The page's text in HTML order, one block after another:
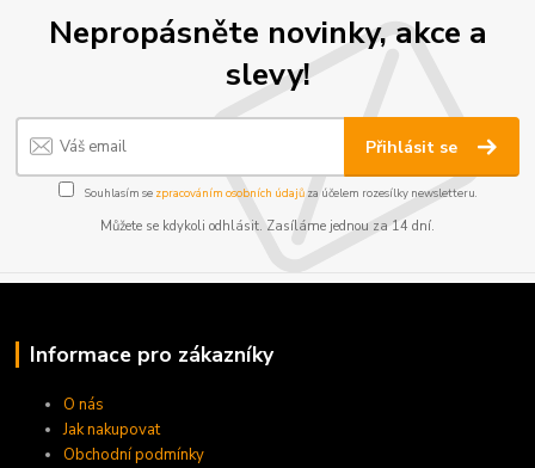
Nepropásněte novinky, akce a
slevy!
Přihlásit se
Souhlasím se zpracováním osobních údajůza účelem rozesílky newsletteru.
Můžete se kdykoli odhlásit. Zasíláme jednou za 14 dní.
Informace pro zákazníky
O nás
Jak nakupovat
Obchodní podmínky